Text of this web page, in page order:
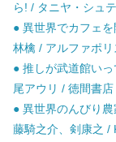
ら! / タニヤ・シュ
● 異世界でカフェ
林檎 / アルファポ
● 推しが武道館い
尾アウリ / 徳間書
● 異世界のんびり
藤騎之介、剣康之 /